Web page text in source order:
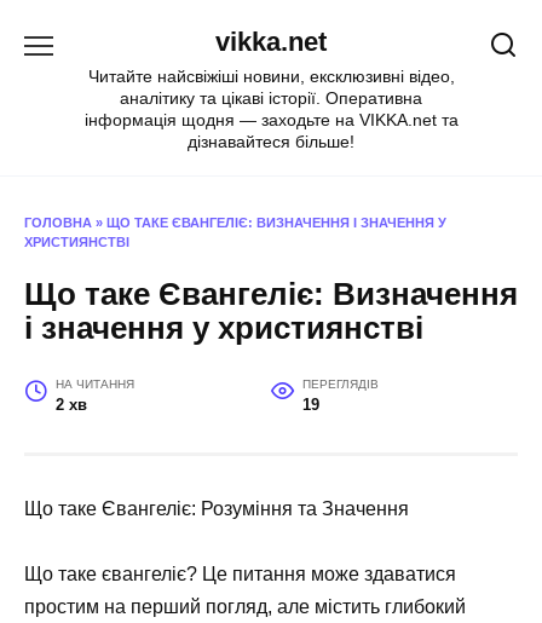
vikka.net
Читайте найсвіжіші новини, ексклюзивні відео,
аналітику та цікаві історії. Оперативна
інформація щодня — заходьте на VIKKA.net та
дізнавайтеся більше!
ГОЛОВНА » ЩО ТАКЕ ЄВАНГЕЛІЄ: ВИЗНАЧЕННЯ І ЗНАЧЕННЯ У
ХРИСТИЯНСТВІ
Що таке Євангеліє: Визначення
і значення у християнстві
НА ЧИТАННЯ
2 хв
ПЕРЕГЛЯДІВ
19
Що таке Євангеліє: Розуміння та Значення
Що таке євангеліє? Це питання може здаватися
простим на перший погляд, але містить глибокий